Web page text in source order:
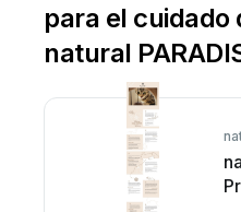
para el cuidado
natural